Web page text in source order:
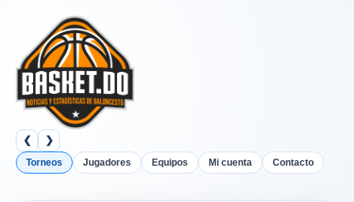
❮ ❯
Torneos Jugadores Equipos Mi cuenta Contacto